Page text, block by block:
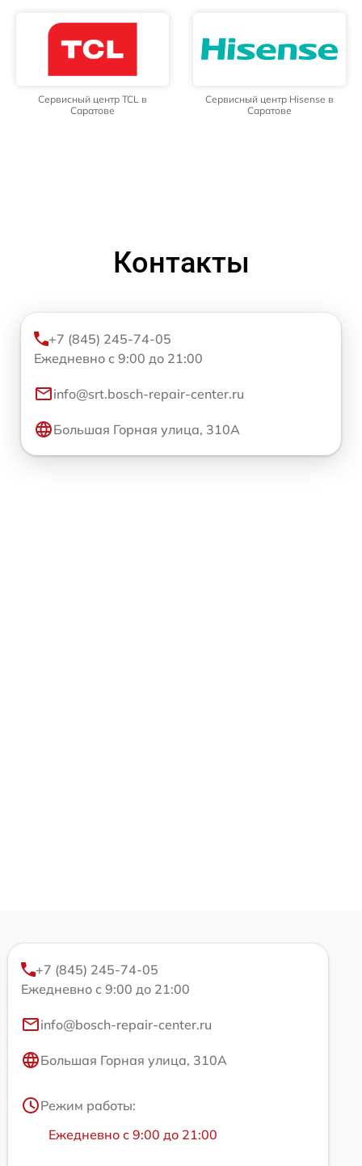
Сервисный центр TCL в
Саратове
Сервисный центр Hisense в
Саратове
Контакты
+7 (845) 245-74-05
Ежедневно с 9:00 до 21:00
info@srt.bosch-repair-center.ru
Большая Горная улица, 310А
+7 (845) 245-74-05
Ежедневно с 9:00 до 21:00
info@bosch-repair-center.ru
Большая Горная улица, 310А
Режим работы:
Ежедневно с 9:00 до 21:00